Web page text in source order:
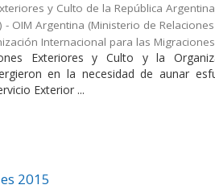
y Culto de la República
- OIM Argentina (Ministerio de
Internacional para las
Exteriores y Culto y la
en la necesidad de aunar
Exterior ...
2015